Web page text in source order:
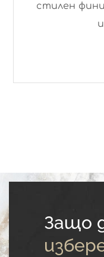
стилен
Защо